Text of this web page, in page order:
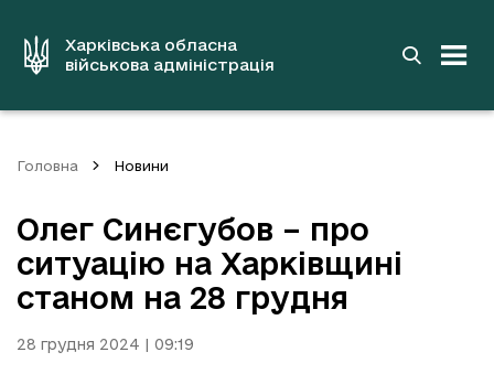
вмістуХарківська обласна
військова адміністрація
Головна Новини
Олег Синєгубов – про
ситуацію на Харківщині
станом на 28 грудня
28 грудня 2024 | 09:19